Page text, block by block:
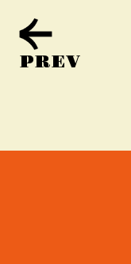
PREV